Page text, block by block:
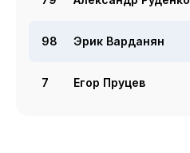
98 Эрик Варданян
7 Егор Пруцев